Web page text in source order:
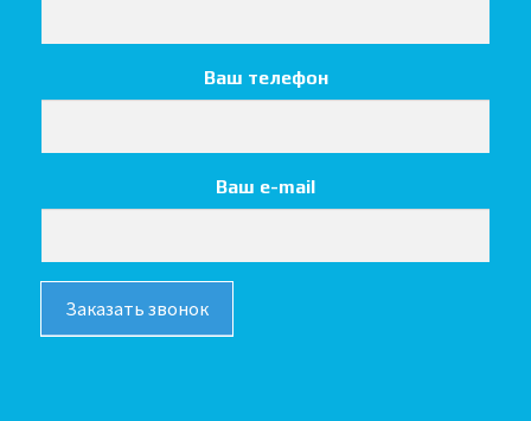
Ваш телефон
Ваш e-mail
Заказать звонок